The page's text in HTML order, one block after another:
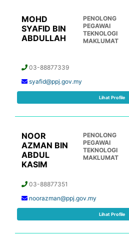
MOHD
SYAFID BIN
ABDULLAH
PENOLONG
PEGAWAI
TEKNOLOGI
MAKLUMAT
03-88877339
syafid@ppj.gov.my
Lihat Profile
NOOR
AZMAN BIN
ABDUL
KASIM
PENOLONG
PEGAWAI
TEKNOLOGI
MAKLUMAT
03-88877351
noorazman@ppj.gov.my
Lihat Profile